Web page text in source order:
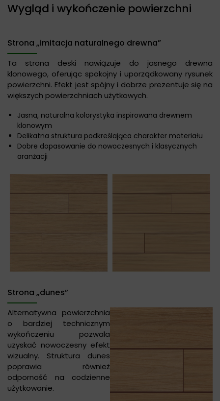
Wygląd i wykończenie powierzchni
Strona „imitacja naturalnego drewna”
Ta strona deski nawiązuje do jasnego drewna
klonowego, oferując spokojny i uporządkowany rysunek
powierzchni. Efekt jest spójny i dobrze prezentuje się na
większych powierzchniach użytkowych.
Jasna, naturalna kolorystyka inspirowana drewnem
klonowym
Delikatna struktura podkreślająca charakter materiału
Dobre dopasowanie do nowoczesnych i klasycznych
aranżacji
Strona „dunes”
Alternatywna powierzchnia
o bardziej technicznym
wykończeniu pozwala
uzyskać nowoczesny efekt
wizualny. Struktura dunes
poprawia również
odporność na codzienne
użytkowanie.